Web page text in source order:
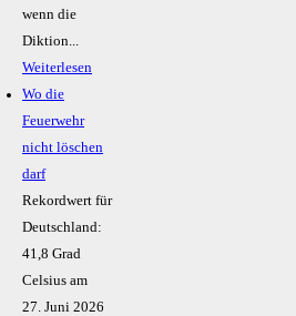
wenn die
Diktion...
Weiterlesen
Wo die
Feuerwehr
nicht löschen
darf
Rekordwert für
Deutschland:
41,8 Grad
Celsius am
27. Juni 2026